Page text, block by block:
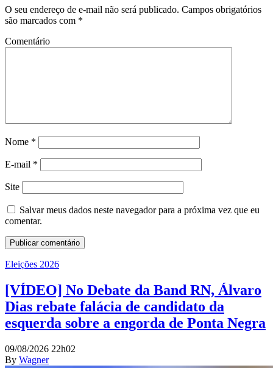
O seu endereço de e-mail não será publicado. Campos obrigatórios
são marcados com *
Comentário
Nome *
E-mail *
Site
Salvar meus dados neste navegador para a próxima vez que eu
comentar.
Eleições 2026
[VÍDEO] No Debate da Band RN, Álvaro
Dias rebate falácia de candidato da
esquerda sobre a engorda de Ponta Negra
09/08/2026 22h02
By Wagner